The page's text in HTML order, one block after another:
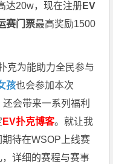
达20w，现在注册EV
赛门票最高奖励1500
克为能助力全民参与
孩也会参加本次
会带来一系列福利
EV扑克博客。就让我
待在WSOP上线赛
详细的赛程与赛事